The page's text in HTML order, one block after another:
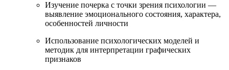
Изучение почерка с точки зрения психологии —
выявление эмоционального состояния, характера,
особенностей личности
Использование психологических моделей и
методик для интерпретации графических
признаков